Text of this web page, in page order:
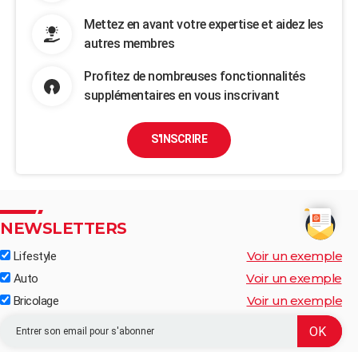
Mettez en avant votre expertise et aidez les
autres membres
Profitez de nombreuses fonctionnalités
supplémentaires en vous inscrivant
S'INSCRIRE
NEWSLETTERS
Lifestyle Voir un exemple
Auto Voir un exemple
Bricolage Voir un exemple